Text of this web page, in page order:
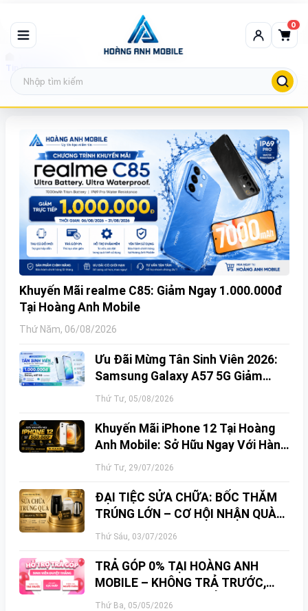
0
Tin khuyến mãi
Khuyến Mãi realme C85: Giảm Ngay 1.000.000đ
Tại Hoàng Anh Mobile
Thứ Năm, 06/08/2026
Ưu Đãi Mừng Tân Sinh Viên 2026:
Samsung Galaxy A57 5G Giảm
Ngay 1.000.000đ
Thứ Tư, 05/08/2026
Khuyến Mãi iPhone 12 Tại Hoàng
Anh Mobile: Sở Hữu Ngay Với Hàng
Loạt Ưu Đãi Hấp Dẫn
Thứ Tư, 29/07/2026
ĐẠI TIỆC SỬA CHỮA: BỐC THĂM
TRÚNG LỚN – CƠ HỘI NHẬN QUÀ
KHỦNG TẠI HOÀNG ANH MOBILE
Thứ Sáu, 03/07/2026
TRẢ GÓP 0% TẠI HOÀNG ANH
MOBILE – KHÔNG TRẢ TRƯỚC,
SINH VIÊN DUYỆT THẲNG!
Thứ Ba, 05/05/2026